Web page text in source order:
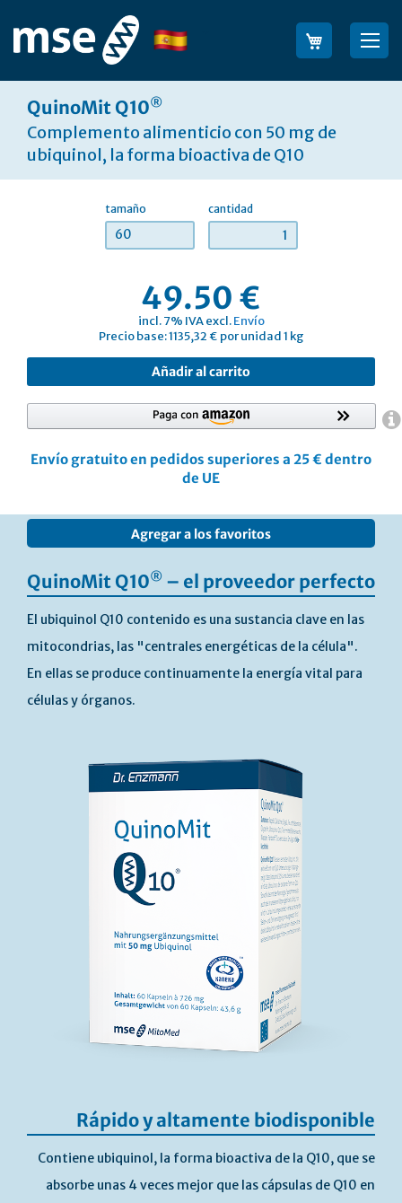
contenido
Lenguaje
QuinoMit Q10®
Complemento alimenticio con 50 mg de
ubiquinol, la forma bioactiva de Q10
tamaño
60
cantidad
49.50 €
incl. 7% IVA excl.Envío
Precio base: 1135,32 € por unidad 1 kg
Añadir al carrito
Agregar a los favoritos
Envío gratuito en pedidos superiores a 25 € dentro
de UE
gallery
QuinoMit Q10® – el proveedor perfecto
El ubiquinol Q10 contenido es una sustancia clave en las
mitocondrias, las "centrales energéticas de la célula".
En ellas se produce continuamente la energía vital para
células y órganos.
Rápido y altamente biodisponible
Contiene ubiquinol, la forma bioactiva de la Q10, que se
absorbe unas 4 veces mejor que las cápsulas de Q10 en